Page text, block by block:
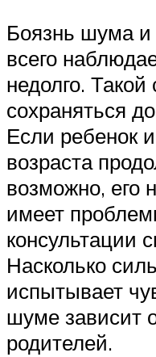
Боязнь шума и
всего
недолго.
сохраняться
Если ребенок
возраста
возможно, его
имеет
консультации
Насколько
испытывает
шуме зависит
родителей.